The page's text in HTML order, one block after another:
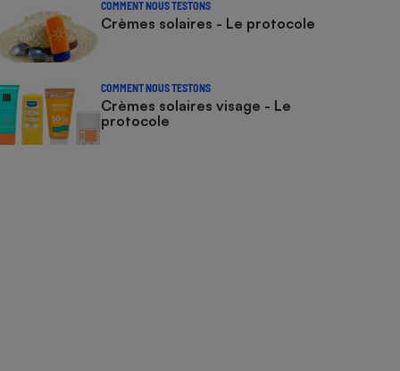
COMMENT NOUS TESTONS
Crèmes solaires - Le protocole
COMMENT NOUS TESTONS
Crèmes solaires visage - Le
protocole